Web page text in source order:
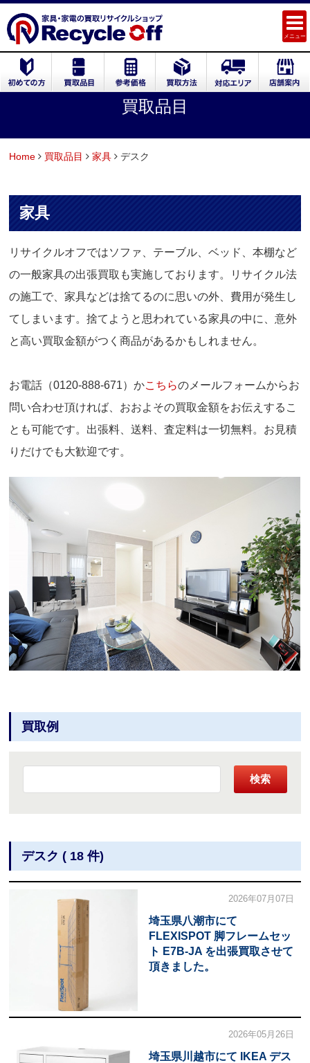
メニュー
買取品目
Home 買取品目 家具 デスク
家具
リサイクルオフではソファ、テーブル、ベッド、本棚など
の一般家具の出張買取も実施しております。リサイクル法
の施工で、家具などは捨てるのに思いの外、費用が発生し
てしまいます。捨てようと思われている家具の中に、意外
と高い買取金額がつく商品があるかもしれません。
お電話（0120-888-671）かこちらのメールフォームからお
問い合わせ頂ければ、おおよその買取金額をお伝えするこ
とも可能です。出張料、送料、査定料は一切無料。お見積
りだけでも大歓迎です。
買取例
検索
デスク ( 18 件)
2026年07月07日
埼玉県八潮市にて
FLEXISPOT 脚フレームセッ
ト E7B-JA を出張買取させて
頂きました。
2026年05月26日
埼玉県川越市にて IKEA デス